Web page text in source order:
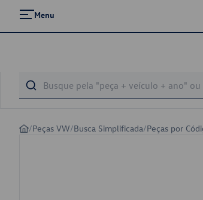
Menu
/Peças VW/Busca Simplificada/Peças por